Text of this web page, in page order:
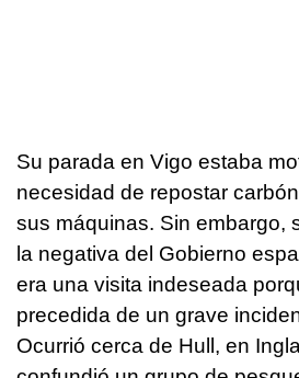
Su parada en Vigo estaba
necesidad de repostar
sus máquinas. Sin embargo,
la negativa del Gobierno
era una visita indeseada
precedida de un grave
Ocurrió cerca de Hull, en